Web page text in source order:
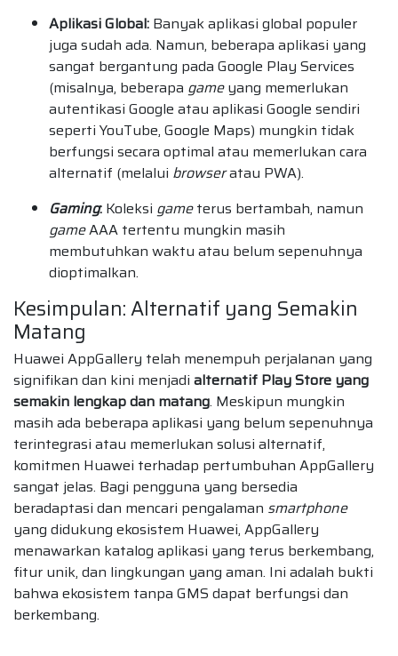
Aplikasi Global: Banyak aplikasi global populer
juga sudah ada. Namun, beberapa aplikasi yang
sangat bergantung pada Google Play Services
(misalnya, beberapa gameyang memerlukan
autentikasi Google atau aplikasi Google sendiri
seperti YouTube, Google Maps) mungkin tidak
berfungsi secara optimal atau memerlukan cara
alternatif (melalui browseratau PWA).
Gaming: Koleksi gameterus bertambah, namun
gameAAA tertentu mungkin masih
membutuhkan waktu atau belum sepenuhnya
dioptimalkan.
Kesimpulan: Alternatif yang Semakin
Matang
Huawei AppGallery telah menempuh perjalanan yang
signifikan dan kini menjadi alternatif Play Store yang
semakin lengkap dan matang. Meskipun mungkin
masih ada beberapa aplikasi yang belum sepenuhnya
terintegrasi atau memerlukan solusi alternatif,
komitmen Huawei terhadap pertumbuhan AppGallery
sangat jelas. Bagi pengguna yang bersedia
beradaptasi dan mencari pengalaman smartphone
yang didukung ekosistem Huawei, AppGallery
menawarkan katalog aplikasi yang terus berkembang,
fitur unik, dan lingkungan yang aman. Ini adalah bukti
bahwa ekosistem tanpa GMS dapat berfungsi dan
berkembang.